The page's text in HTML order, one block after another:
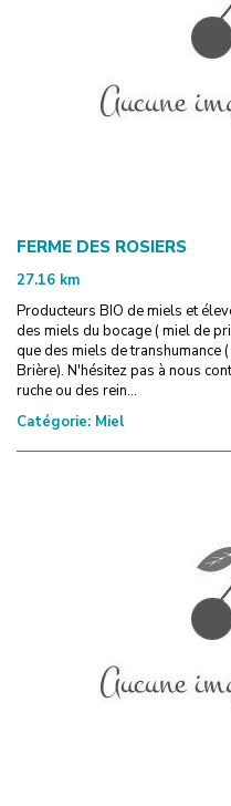
FERME DES ROSIERS
27.16 km
Producteurs BIO de miels et
des miels du bocage ( miel de
que des miels de transhumance
Brière). N'hésitez pas à nous
ruche ou des rein...
Catégorie: Miel